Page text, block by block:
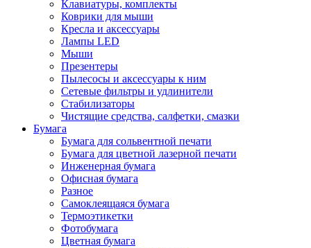
Клавиатуры, комплекты
Коврики для мыши
Кресла и аксессуары
Лампы LED
Мыши
Презентеры
Пылесосы и аксессуары к ним
Сетевые фильтры и удлинители
Стабилизаторы
Чистящие средства, салфетки, смазки
Бумага
Бумага для сольвентной печати
Бумага для цветной лазерной печати
Инженерная бумага
Офисная бумага
Разное
Самоклеящаяся бумага
Термоэтикетки
Фотобумага
Цветная бумага